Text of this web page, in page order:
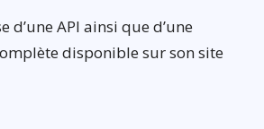
d’une API ainsi que d’une
disponible sur son site